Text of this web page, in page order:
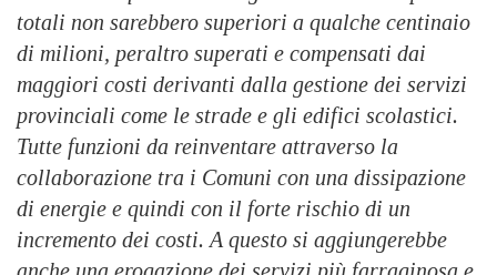
totali non sarebbero superiori a qualche centinaio
di milioni, peraltro superati e compensati dai
maggiori costi derivanti dalla gestione dei servizi
provinciali come le strade e gli edifici scolastici.
Tutte funzioni da reinventare attraverso la
collaborazione tra i Comuni con una dissipazione
di energie e quindi con il forte rischio di un
incremento dei costi. A questo si aggiungerebbe